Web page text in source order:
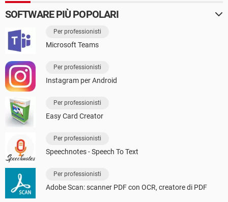
SOFTWARE PIÙ POPOLARI
Per professionisti
Microsoft Teams
Per professionisti
Instagram per Android
Per professionisti
Easy Card Creator
Per professionisti
Speechnotes - Speech To Text
Per professionisti
Adobe Scan: scanner PDF con OCR, creatore di PDF